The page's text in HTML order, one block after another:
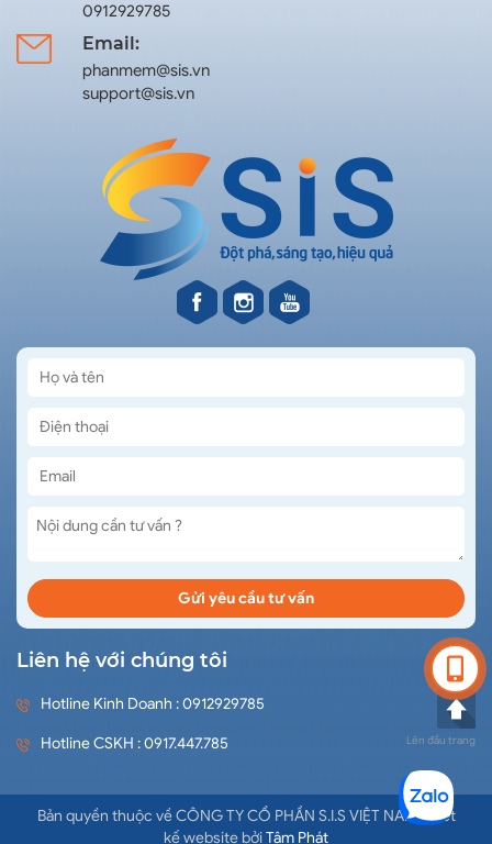
0912929785
Email:
phanmem@sis.vn
support@sis.vn
Liên hệ với chúng tôi
Hotline Kinh Doanh : 0912929785
Hotline CSKH : 0917.447.785
Bản quyền thuộc về CÔNG TY CỔ PHẦN S.I.S VIỆT NAM Thiết
kế website bởiTâm Phát
Lên đầu trang